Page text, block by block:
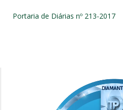
Portaria de Diárias nº 213-2017